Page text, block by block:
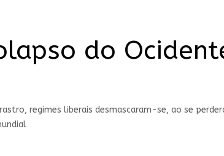
do
regimes liberais desmascaram-se, ao se